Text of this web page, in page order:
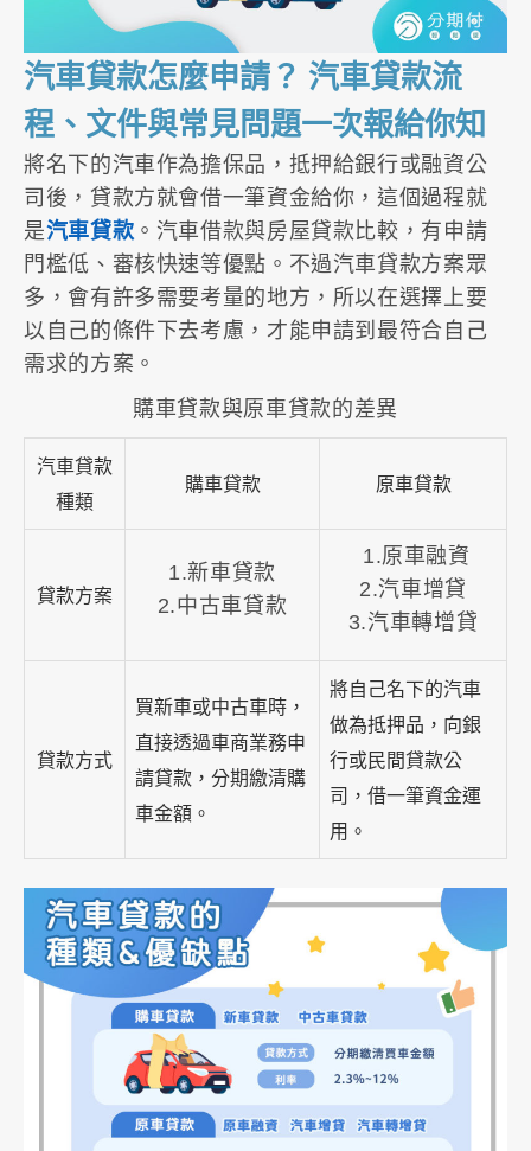
汽車貸款怎麼申請？ 汽車貸款流
程、文件與常見問題一次報給你知
將名下的汽車作為擔保品，抵押給銀行或融資公
司後，貸款方就會借一筆資金給你，這個過程就
是汽車貸款 。汽車借款與房屋貸款比較，有申請
門檻低、審核快速等優點。不過汽車貸款方案眾
多，會有許多需要考量的地方，所以在選擇上要
以自己的條件下去考慮，才能申請到最符合自己
需求的方案。
購車貸款與原車貸款的差異
汽車貸款
種類
購車貸款 原車貸款
貸款方案
1.新車貸款
2.中古車貸款
1.原車融資
2.汽車增貸
3.汽車轉增貸
貸款方式
買新車或中古車時，
直接透過車商業務申
請貸款，分期繳清購
車金額。
將自己名下的汽車
做為抵押品，向銀
行或民間貸款公
司，借一筆資金運
用。